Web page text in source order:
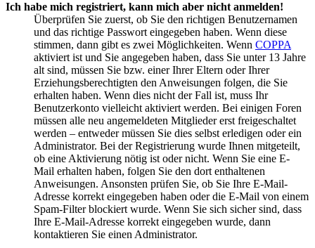
Ich habe mich registriert, kann mich aber nicht anmelden!
Überprüfen Sie zuerst, ob Sie den richtigen Benutzernamen
und das richtige Passwort eingegeben haben. Wenn diese
stimmen, dann gibt es zwei Möglichkeiten. Wenn COPPA
aktiviert ist und Sie angegeben haben, dass Sie unter 13 Jahre
alt sind, müssen Sie bzw. einer Ihrer Eltern oder Ihrer
Erziehungsberechtigten den Anweisungen folgen, die Sie
erhalten haben. Wenn dies nicht der Fall ist, muss Ihr
Benutzerkonto vielleicht aktiviert werden. Bei einigen Foren
müssen alle neu angemeldeten Mitglieder erst freigeschaltet
werden – entweder müssen Sie dies selbst erledigen oder ein
Administrator. Bei der Registrierung wurde Ihnen mitgeteilt,
ob eine Aktivierung nötig ist oder nicht. Wenn Sie eine E-
Mail erhalten haben, folgen Sie den dort enthaltenen
Anweisungen. Ansonsten prüfen Sie, ob Sie Ihre E-Mail-
Adresse korrekt eingegeben haben oder die E-Mail von einem
Spam-Filter blockiert wurde. Wenn Sie sich sicher sind, dass
Ihre E-Mail-Adresse korrekt eingegeben wurde, dann
kontaktieren Sie einen Administrator.